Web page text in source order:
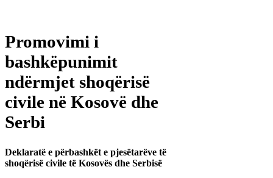
Promovimi i
bashkëpunimit
ndërmjet shoqërisë
civile në Kosovë dhe
Serbi
Deklaratë e përbashkët e pjesëtarëve të
shoqërisë civile të Kosovës dhe Serbisë